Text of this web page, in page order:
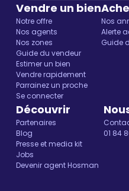
Vendre un bien
Notre offre
Nos agents
Nos zones
Guide du vendeur
Estimer un bien
Vendre rapidement
Parrainez un proche
Se connecter
Nos
Alerte
Guide
Découvrir
Partenaires
Blog
Presse et media kit
Jobs
Devenir agent Hosman
01 84